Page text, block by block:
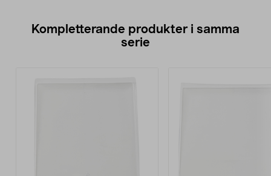
Kompletterande produkter i samma
serie